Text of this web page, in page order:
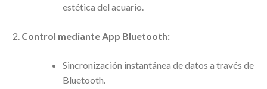
estética del acuario.
Control mediante App Bluetooth:
Sincronización instantánea de datos a través de
Bluetooth.